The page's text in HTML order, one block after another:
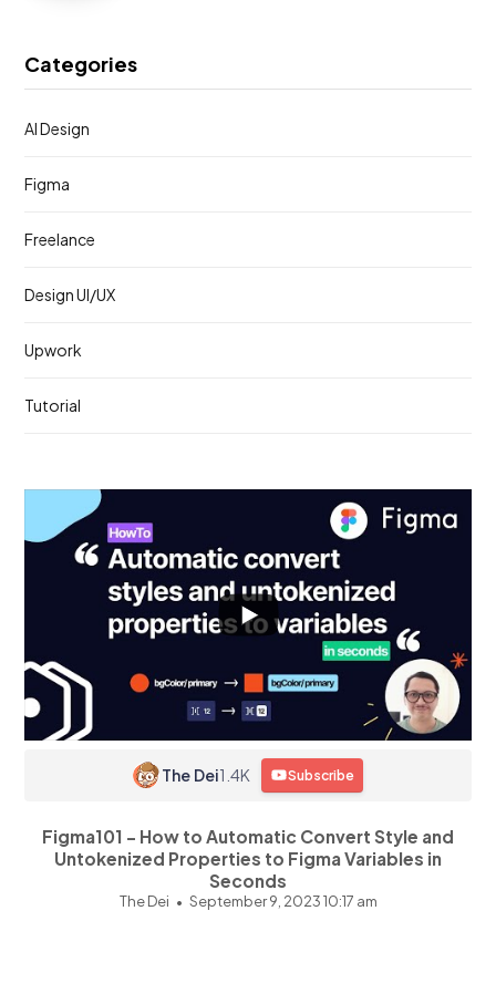
Categories
AI Design
Figma
Freelance
Design UI/UX
Upwork
Tutorial
The Dei1.4K Subscribe
Figma101 - How to Automatic Convert Style and
Untokenized Properties to Figma Variables in
Seconds
The Dei September 9, 2023 10:17 am